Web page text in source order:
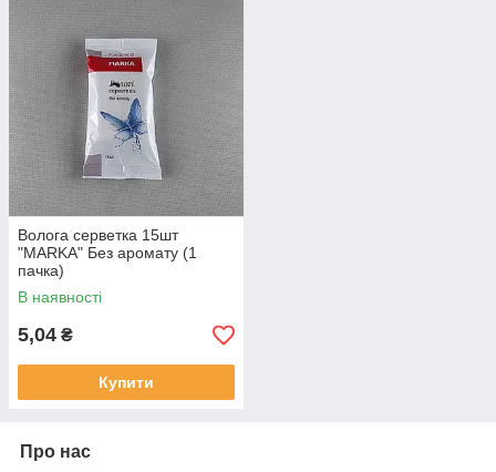
Волога серветка 15шт
"MARKA" Без аромату (1
пачка)
В наявності
5,04 ₴
Купити
Про нас